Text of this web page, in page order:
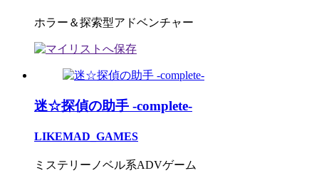
ホラー＆探索型アドベンチャー
迷☆探偵の助手 -complete-
LIKEMAD_GAMES
ミステリーノベル系ADVゲーム